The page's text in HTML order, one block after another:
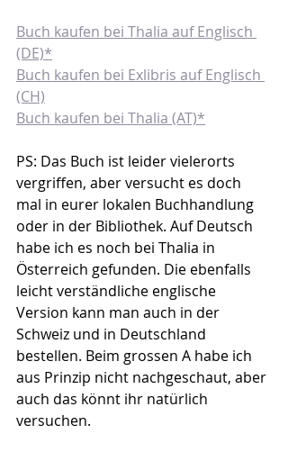
Buch kaufen bei Thalia auf Englisch
(DE)*
Buch kaufen bei Exlibris auf Englisch
(CH)
Buch kaufen bei Thalia (AT)*
PS: Das Buch ist leider vielerorts
vergriffen, aber versucht es doch
mal in eurer lokalen Buchhandlung
oder in der Bibliothek. Auf Deutsch
habe ich es noch bei Thalia in
Österreich gefunden. Die ebenfalls
leicht verständliche englische
Version kann man auch in der
Schweiz und in Deutschland
bestellen. Beim grossen A habe ich
aus Prinzip nicht nachgeschaut, aber
auch das könnt ihr natürlich
versuchen.